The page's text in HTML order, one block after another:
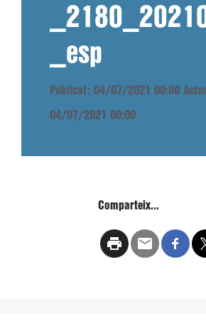
_esp
Publicat: 04/07/2021 00:00
04/07/2021 00:00
Comparteix...